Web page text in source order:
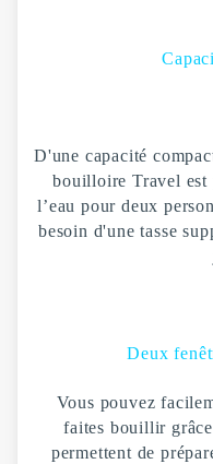
D'une capacité
bouilloire Travel
l’eau pour deux
besoin d'une tasse
Deux
Vous pouvez
faites bouillir
permettent de